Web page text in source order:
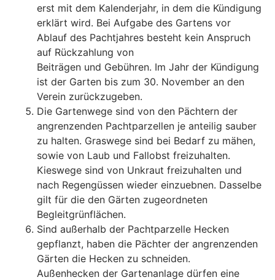
erst mit dem Kalenderjahr, in dem die Kündigung
erklärt wird. Bei Aufgabe des Gartens vor
Ablauf des Pachtjahres besteht kein Anspruch
auf Rückzahlung von
Beiträgen und Gebühren. Im Jahr der Kündigung
ist der Garten bis zum 30. November an den
Verein zurückzugeben.
Die Gartenwege sind von den Pächtern der
angrenzenden Pachtparzellen je anteilig sauber
zu halten. Graswege sind bei Bedarf zu mähen,
sowie von Laub und Fallobst freizuhalten.
Kieswege sind von Unkraut freizuhalten und
nach Regengüssen wieder einzuebnen. Dasselbe
gilt für die den Gärten zugeordneten
Begleitgrünflächen.
Sind außerhalb der Pachtparzelle Hecken
gepflanzt, haben die Pächter der angrenzenden
Gärten die Hecken zu schneiden.
Außenhecken der Gartenanlage dürfen eine